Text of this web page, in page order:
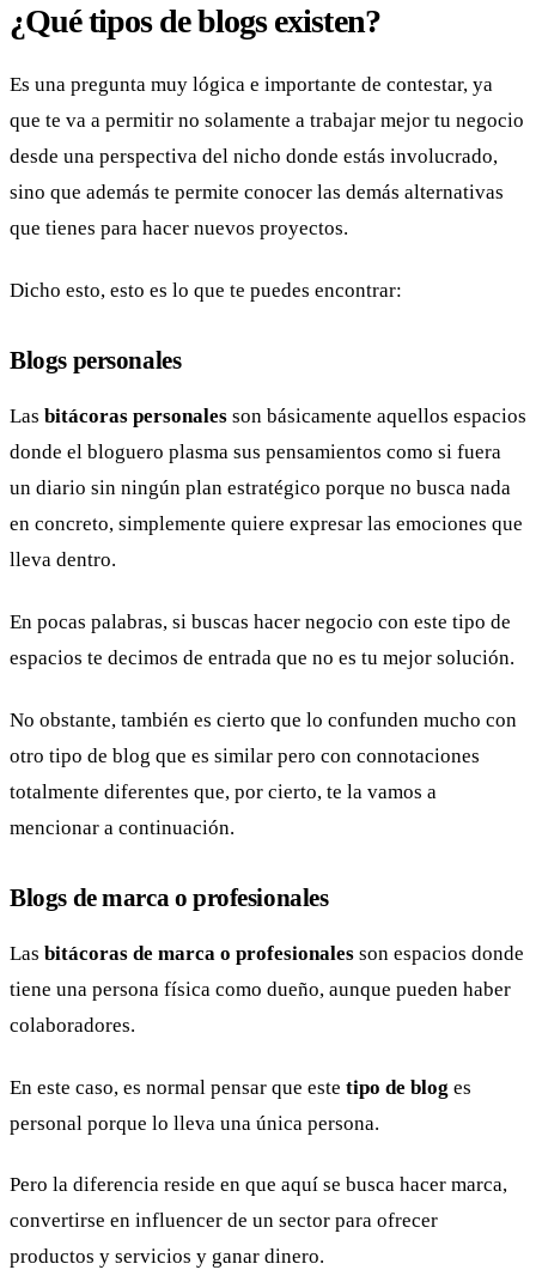
¿Qué tipos de blogs existen?
Es una pregunta muy lógica e importante de contestar, ya
que te va a permitir no solamente a trabajar mejor tu negocio
desde una perspectiva del nicho donde estás involucrado,
sino que además te permite conocer las demás alternativas
que tienes para hacer nuevos proyectos.
Dicho esto, esto es lo que te puedes encontrar:
Blogs personales
Las bitácoras personales son básicamente aquellos espacios
donde el bloguero plasma sus pensamientos como si fuera
un diario sin ningún plan estratégico porque no busca nada
en concreto, simplemente quiere expresar las emociones que
lleva dentro.
En pocas palabras, si buscas hacer negocio con este tipo de
espacios te decimos de entrada que no es tu mejor solución.
No obstante, también es cierto que lo confunden mucho con
otro tipo de blog que es similar pero con connotaciones
totalmente diferentes que, por cierto, te la vamos a
mencionar a continuación.
Blogs de marca o profesionales
Las bitácoras de marca o profesionales son espacios donde
tiene una persona física como dueño, aunque pueden haber
colaboradores.
En este caso, es normal pensar que este tipo de blog es
personal porque lo lleva una única persona.
Pero la diferencia reside en que aquí se busca hacer marca,
convertirse en influencer de un sector para ofrecer
productos y servicios y ganar dinero.